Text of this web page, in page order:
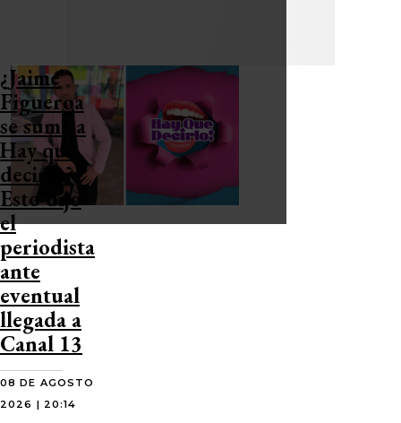
¿Jaime
Figueroa
se suma a
Hay que
decirlo?
Esto dijo
el
periodista
ante
eventual
llegada a
Canal 13
08 DE AGOSTO
2026 | 20:14